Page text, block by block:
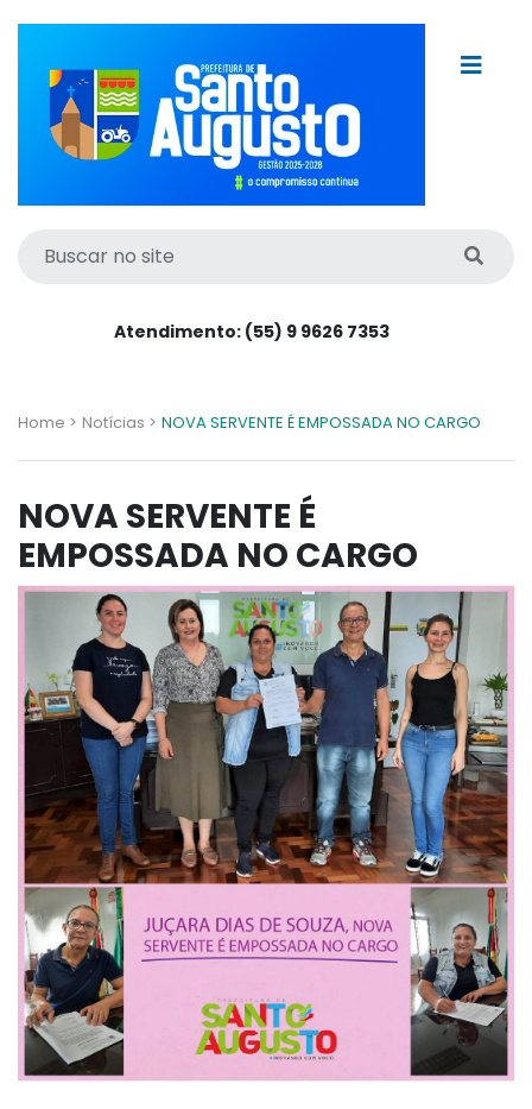
Atendimento: (55) 9 9626 7353
Home > Notícias > NOVA SERVENTE É EMPOSSADA NO CARGO
NOVA SERVENTE É
EMPOSSADA NO CARGO